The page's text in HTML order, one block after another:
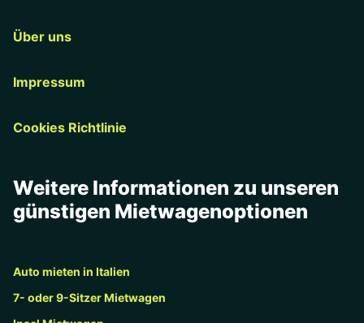
Über uns
Impressum
Cookies Richtlinie
Weitere Informationen zu unseren
günstigen Mietwagenoptionen
Auto mieten in Italien
7- oder 9-Sitzer Mietwagen